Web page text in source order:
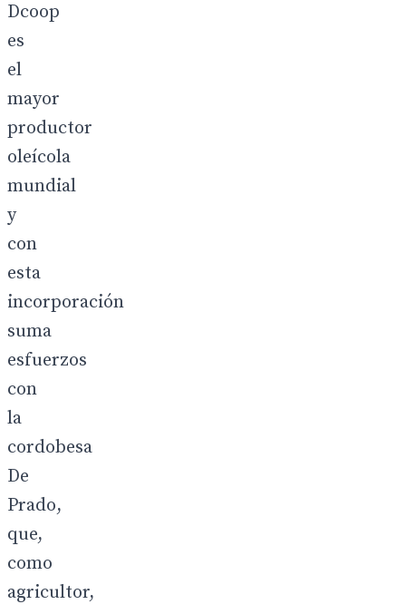
Dcoop
es
el
mayor
productor
oleícola
mundial
y
con
esta
incorporación
suma
esfuerzos
con
la
cordobesa
De
Prado,
que,
como
agricultor,